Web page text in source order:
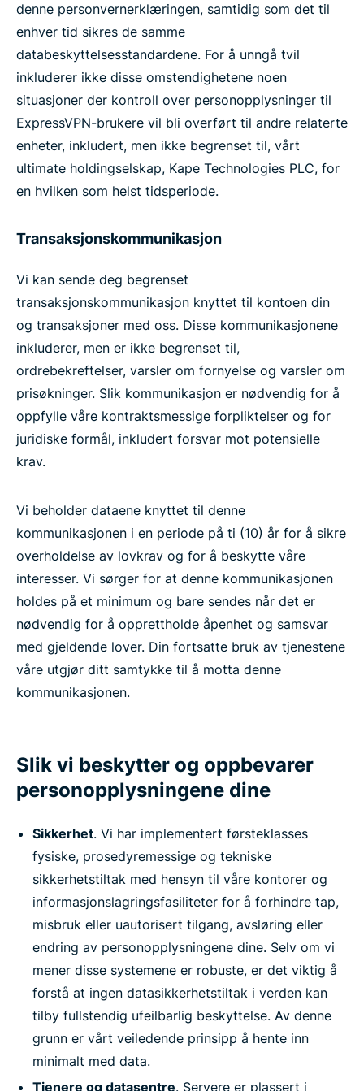
denne personvernerklæringen, samtidig som det til
enhver tid sikres de samme
databeskyttelsesstandardene. For å unngå tvil
inkluderer ikke disse omstendighetene noen
situasjoner der kontroll over personopplysninger til
ExpressVPN-brukere vil bli overført til andre relaterte
enheter, inkludert, men ikke begrenset til, vårt
ultimate holdingselskap, Kape Technologies PLC, for
en hvilken som helst tidsperiode.
Transaksjonskommunikasjon
Vi kan sende deg begrenset
transaksjonskommunikasjon knyttet til kontoen din
og transaksjoner med oss. Disse kommunikasjonene
inkluderer, men er ikke begrenset til,
ordrebekreftelser, varsler om fornyelse og varsler om
prisøkninger. Slik kommunikasjon er nødvendig for å
oppfylle våre kontraktsmessige forpliktelser og for
juridiske formål, inkludert forsvar mot potensielle
krav.
Vi beholder dataene knyttet til denne
kommunikasjonen i en periode på ti (10) år for å sikre
overholdelse av lovkrav og for å beskytte våre
interesser. Vi sørger for at denne kommunikasjonen
holdes på et minimum og bare sendes når det er
nødvendig for å opprettholde åpenhet og samsvar
med gjeldende lover. Din fortsatte bruk av tjenestene
våre utgjør ditt samtykke til å motta denne
kommunikasjonen.
Slik vi beskytter og oppbevarer
personopplysningene dine
Sikkerhet. Vi har implementert førsteklasses
fysiske, prosedyremessige og tekniske
sikkerhetstiltak med hensyn til våre kontorer og
informasjonslagringsfasiliteter for å forhindre tap,
misbruk eller uautorisert tilgang, avsløring eller
endring av personopplysningene dine. Selv om vi
mener disse systemene er robuste, er det viktig å
forstå at ingen datasikkerhetstiltak i verden kan
tilby fullstendig ufeilbarlig beskyttelse. Av denne
grunn er vårt veiledende prinsipp å hente inn
minimalt med data.
Tjenere og datasentre. Servere er plassert i